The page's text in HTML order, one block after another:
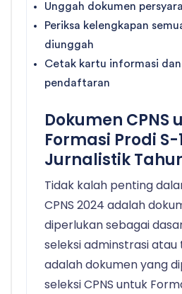
Unggah dokumen
Periksa kelengkapan
diunggah
Cetak kartu informasi
pendaftaran
Dokumen CPNS
Formasi Prodi S-
Jurnalistik
Tidak kalah penting
CPNS 2024 adalah
diperlukan sebagai
seleksi adminstrasi atau
adalah dokumen yang
seleksi CPNS untuk